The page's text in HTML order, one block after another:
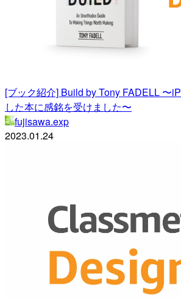
[ブック紹介] Build by Tony FADELL 〜
した本に感銘を受けました〜
fujisawa.exp
2023.01.24